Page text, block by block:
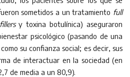
sometidos a un tratamiento full
fillersy toxina botulínica) aseguraron
psicológico (pasando de una
su confianza social; es decir, sus
de interactuar en la sociedad (en
de media a un 80,9).